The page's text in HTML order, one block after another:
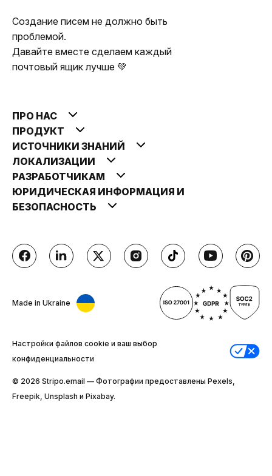
Создание писем не должно быть
проблемой.
Давайте вместе сделаем каждый
почтовый ящик лучше 💚
ПРО НАС
ПРОДУКТ
ИСТОЧНИКИ ЗНАНИЙ
ЛОКАЛИЗАЦИИ
РАЗРАБОТЧИКАМ
ЮРИДИЧЕСКАЯ ИНФОРМАЦИЯ И
БЕЗОПАСНОСТЬ
Made in Ukraine
Настройки файлов cookie и ваш выбор
конфиденциальности
© 2026 Stripо.email — Фотографии предоставлены Pexels,
Freepik, Unsplash и Pixabay.